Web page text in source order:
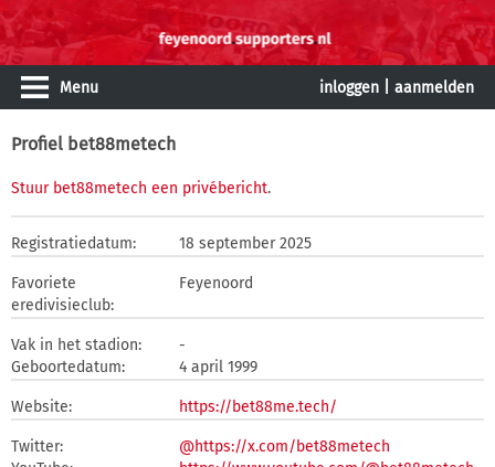
Menu inloggen aanmelden
Profiel bet88metech
Stuur bet88metech een privébericht.
Registratiedatum: 18 september 2025
Favoriete
eredivisieclub:
Feyenoord
Vak in het stadion:
-
Geboortedatum:
4 april 1999
Website: https://bet88me.tech/
Twitter:
@https://x.com/bet88metech